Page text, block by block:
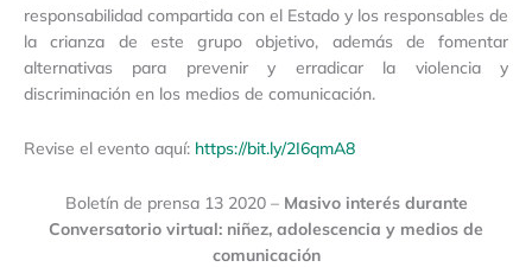
responsabilidad compartida con el Estado y los responsables de
la crianza de este grupo objetivo, además de fomentar
alternativas para prevenir y erradicar la violencia y
discriminación en los medios de comunicación.
Revise el evento aquí: https://bit.ly/2I6qmA8
Boletín de prensa 13 2020 – Masivo interés durante
Conversatorio virtual: niñez, adolescencia y medios de
comunicación